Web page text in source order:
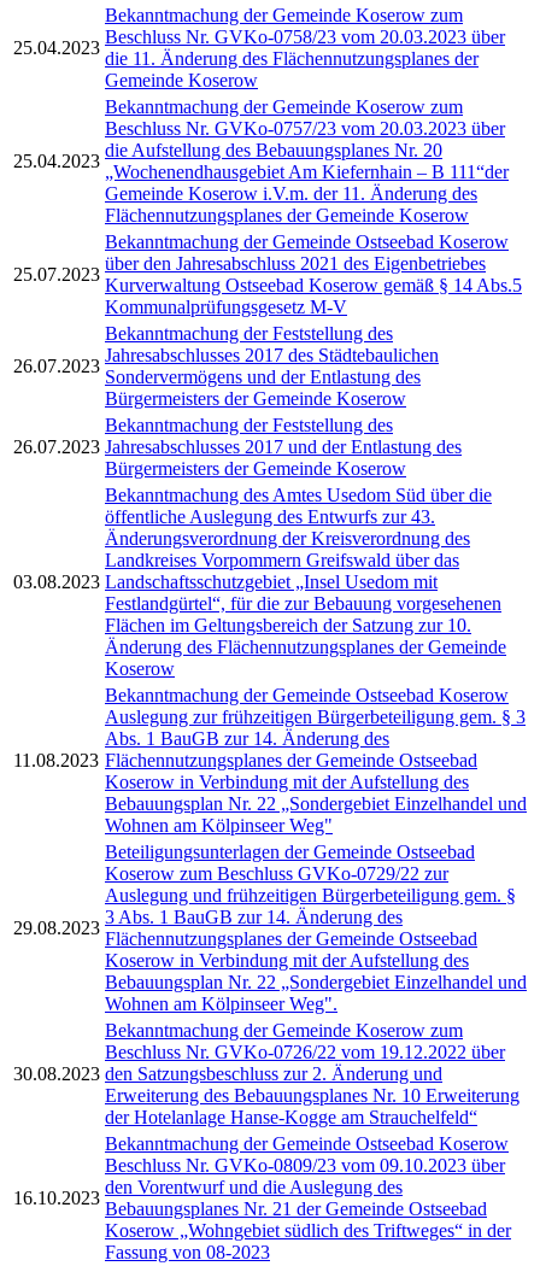
25.04.2023
Bekanntmachung der Gemeinde Koserow zum
Beschluss Nr. GVKo-0758/23 vom 20.03.2023 über
die 11. Änderung des Flächennutzungsplanes der
Gemeinde Koserow
25.04.2023
Bekanntmachung der Gemeinde Koserow zum
Beschluss Nr. GVKo-0757/23 vom 20.03.2023 über
die Aufstellung des Bebauungsplanes Nr. 20
„Wochenendhausgebiet Am Kiefernhain – B 111“der
Gemeinde Koserow i.V.m. der 11. Änderung des
Flächennutzungsplanes der Gemeinde Koserow
25.07.2023
Bekanntmachung der Gemeinde Ostseebad Koserow
über den Jahresabschluss 2021 des Eigenbetriebes
Kurverwaltung Ostseebad Koserow gemäß § 14 Abs.5
Kommunalprüfungsgesetz M-V
26.07.2023
Bekanntmachung der Feststellung des
Jahresabschlusses 2017 des Städtebaulichen
Sondervermögens und der Entlastung des
Bürgermeisters der Gemeinde Koserow
26.07.2023
Bekanntmachung der Feststellung des
Jahresabschlusses 2017 und der Entlastung des
Bürgermeisters der Gemeinde Koserow
03.08.2023
Bekanntmachung des Amtes Usedom Süd über die
öffentliche Auslegung des Entwurfs zur 43.
Änderungsverordnung der Kreisverordnung des
Landkreises Vorpommern Greifswald über das
Landschaftsschutzgebiet „Insel Usedom mit
Festlandgürtel“, für die zur Bebauung vorgesehenen
Flächen im Geltungsbereich der Satzung zur 10.
Änderung des Flächennutzungsplanes der Gemeinde
Koserow
11.08.2023
Bekanntmachung der Gemeinde Ostseebad Koserow
Auslegung zur frühzeitigen Bürgerbeteiligung gem. § 3
Abs. 1 BauGB zur 14. Änderung des
Flächennutzungsplanes der Gemeinde Ostseebad
Koserow in Verbindung mit der Aufstellung des
Bebauungsplan Nr. 22 „Sondergebiet Einzelhandel und
Wohnen am Kölpinseer Weg"
29.08.2023
Beteiligungsunterlagen der Gemeinde Ostseebad
Koserow zum Beschluss GVKo-0729/22 zur
Auslegung und frühzeitigen Bürgerbeteiligung gem. §
3 Abs. 1 BauGB zur 14. Änderung des
Flächennutzungsplanes der Gemeinde Ostseebad
Koserow in Verbindung mit der Aufstellung des
Bebauungsplan Nr. 22 „Sondergebiet Einzelhandel und
Wohnen am Kölpinseer Weg".
30.08.2023
Bekanntmachung der Gemeinde Koserow zum
Beschluss Nr. GVKo-0726/22 vom 19.12.2022 über
den Satzungsbeschluss zur 2. Änderung und
Erweiterung des Bebauungsplanes Nr. 10 Erweiterung
der Hotelanlage Hanse-Kogge am Strauchelfeld“
16.10.2023
Bekanntmachung der Gemeinde Ostseebad Koserow
Beschluss Nr. GVKo-0809/23 vom 09.10.2023 über
den Vorentwurf und die Auslegung des
Bebauungsplanes Nr. 21 der Gemeinde Ostseebad
Koserow „Wohngebiet südlich des Triftweges“ in der
Fassung von 08-2023